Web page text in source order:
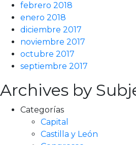
febrero 2018
enero 2018
diciembre 2017
noviembre 2017
octubre 2017
septiembre 2017
Archives by
Categorías
Capital
Castilla y León